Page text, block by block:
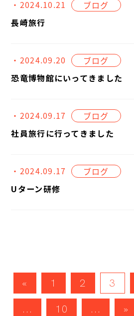
・2024.10.21
ブログ
長崎旅行
・2024.09.20
ブログ
恐竜博物館にいってきました
・2024.09.17
ブログ
社員旅行に行ってきました
・2024.09.17
ブログ
Uターン研修
« 1 2 3
...
10 ... »